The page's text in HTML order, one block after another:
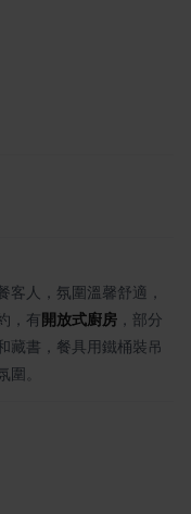
客人，氛圍溫馨舒適，
，有 開放式廚房 ，部分
藏書，餐具用鐵桶裝吊
圍。